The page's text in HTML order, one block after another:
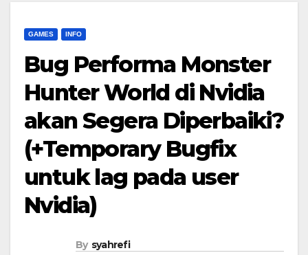
GAMES INFO
Bug Performa Monster
Hunter World di Nvidia
akan Segera Diperbaiki?
(+Temporary Bugfix
untuk lag pada user
Nvidia)
By syahrefi